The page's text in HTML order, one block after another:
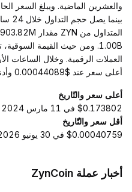
أعلى سعر عند $0.00044089 وأدنى سعر عند $0.00042777.
أعلى سعر والتّاريخ
$0.173802 في 11 مارس 2024
أقل سعر والتّاريخ
$0.00040759 في 30 يونيو 2026
أخبار عملة ZynCoin